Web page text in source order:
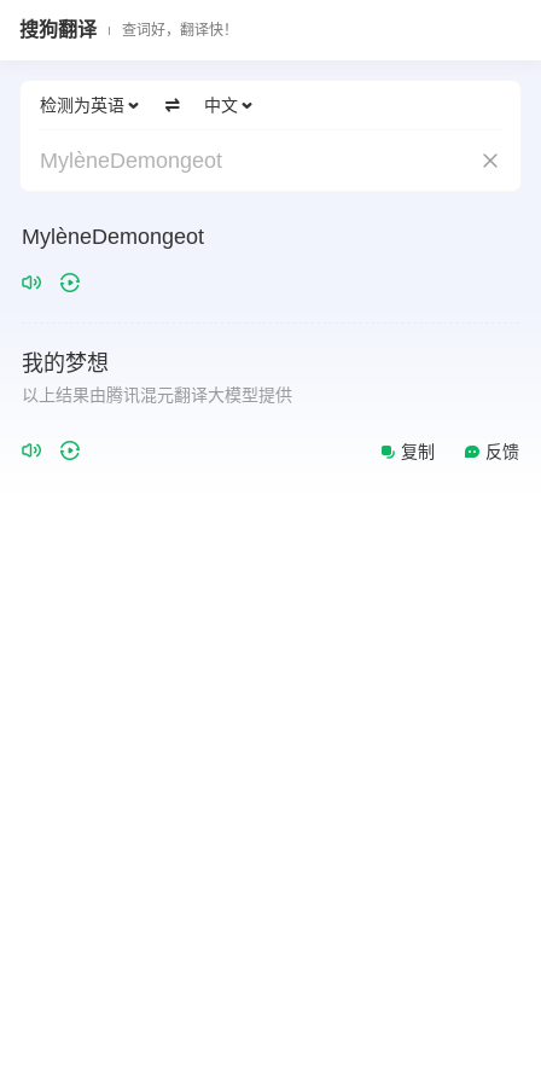
搜狗翻译 查词好，翻译快！
检测为英语 中文
MylèneDemongeot
MylèneDemongeot
我的梦想
以上结果由腾讯混元翻译大模型提供
复制 反馈